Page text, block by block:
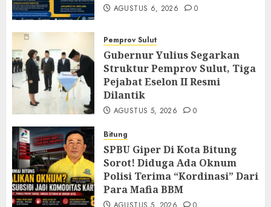
AGUSTUS 6, 2026 0
Pemprov Sulut
Gubernur Yulius Segarkan
Struktur Pemprov Sulut, Tiga
Pejabat Eselon II Resmi
Dilantik
AGUSTUS 5, 2026 0
Bitung
SPBU Giper Di Kota Bitung
Sorot! Diduga Ada Oknum
Polisi Terima “Kordinasi” Dari
Para Mafia BBM